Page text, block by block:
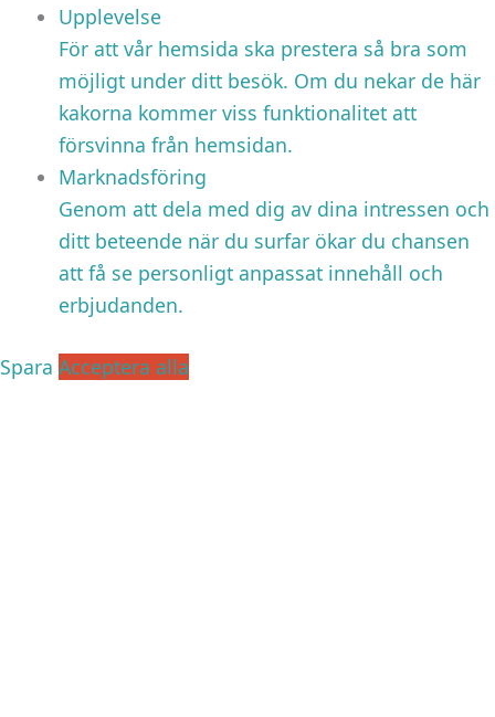
Upplevelse
För att vår hemsida ska prestera så bra som
möjligt under ditt besök. Om du nekar de här
kakorna kommer viss funktionalitet att
försvinna från hemsidan.
Marknadsföring
Genom att dela med dig av dina intressen och
ditt beteende när du surfar ökar du chansen
att få se personligt anpassat innehåll och
erbjudanden.
Spara Acceptera alla